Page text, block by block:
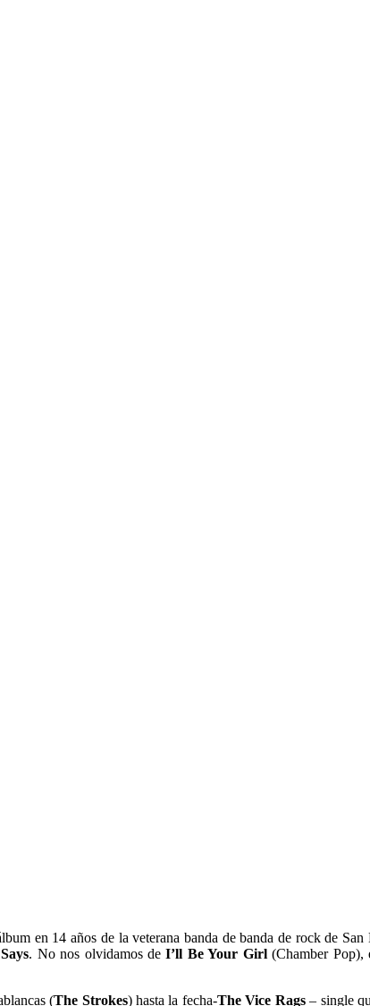
en 14 años de la veterana banda de banda de rock de
. No nos olvidamos deI’ll Be Your Girl(Chamber Pop),
(The Strokes) hasta la fecha-The Vice Rags– single